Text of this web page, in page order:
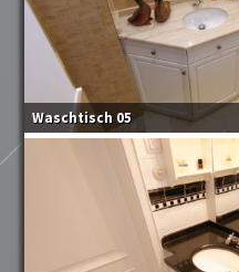
Waschtisch 05